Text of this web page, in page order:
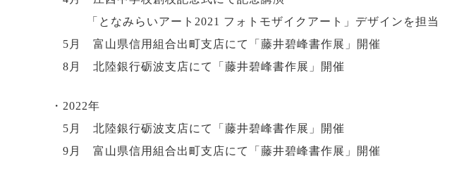
「となみらいアート2021 フォトモザイクアート」デザインを担当
5月 富山県信用組合出町支店にて「藤井碧峰書作展」開催
8月 北陸銀行砺波支店にて「藤井碧峰書作展」開催
・2022年
5月 北陸銀行砺波支店にて「藤井碧峰書作展」開催
9月 富山県信用組合出町支店にて「藤井碧峰書作展」開催